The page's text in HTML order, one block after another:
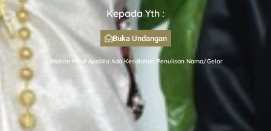
Kepada Yth :
Buka Undangan
*Mohon Maaf Apabila Ada Kesalahan Penulisan Nama/Gelar